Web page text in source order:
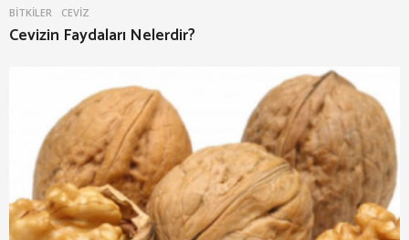
BITKILER CEVIZ
Cevizin Faydaları Nelerdir?